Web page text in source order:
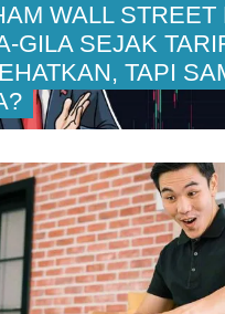
WALL STREET
GILA SEJAK
TAPI